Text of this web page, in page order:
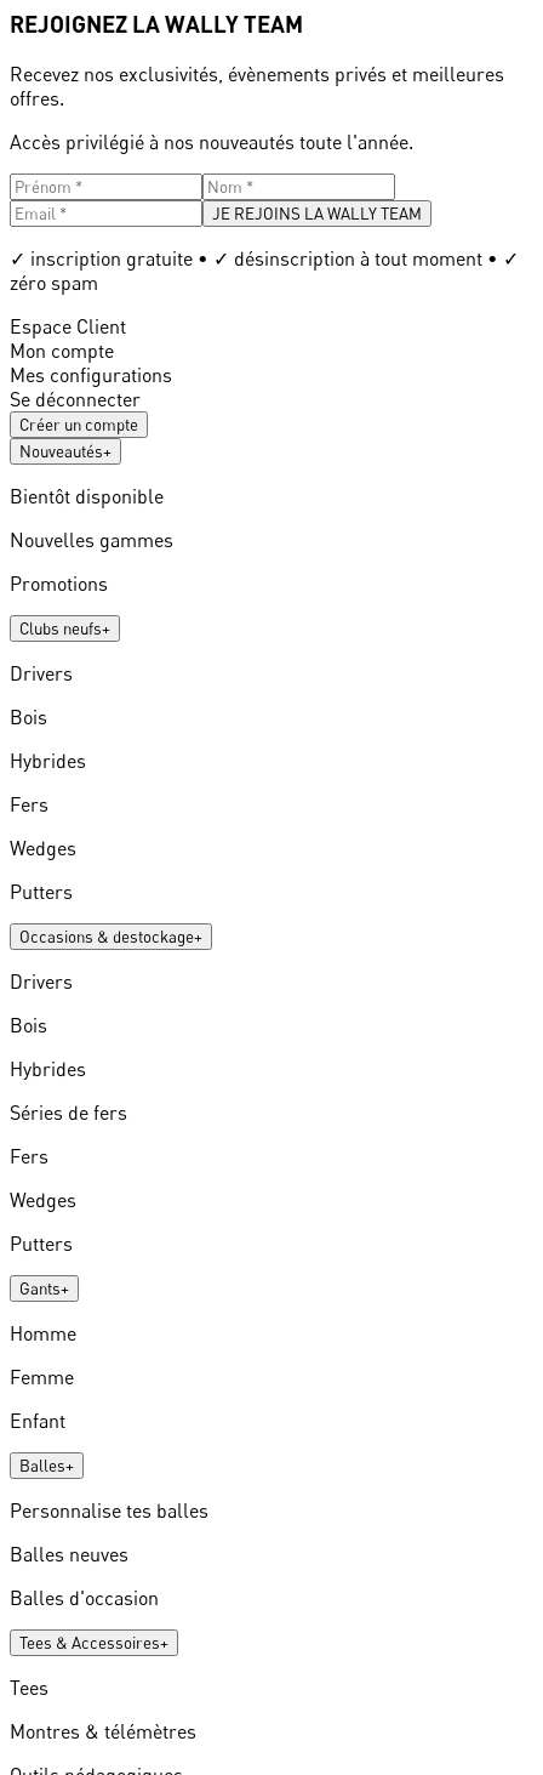
REJOIGNEZ LA WALLY TEAM
Recevez nos exclusivités, évènements privés et meilleures
offres.
Accès privilégié à nos nouveautés toute l'année.
JE REJOINS LA WALLY TEAM
✓ inscription gratuite • ✓ désinscription à tout moment • ✓
zéro spam
Espace Client
Mon compte
Mes configurations
Se déconnecter
Créer un compte
Nouveautés+
Bientôt disponible
Nouvelles gammes
Promotions
Clubs neufs+
Drivers
Bois
Hybrides
Fers
Wedges
Putters
Occasions & destockage+
Drivers
Bois
Hybrides
Séries de fers
Fers
Wedges
Putters
Gants+
Homme
Femme
Enfant
Balles+
Personnalise tes balles
Balles neuves
Balles d'occasion
Tees & Accessoires+
Tees
Montres & télémètres